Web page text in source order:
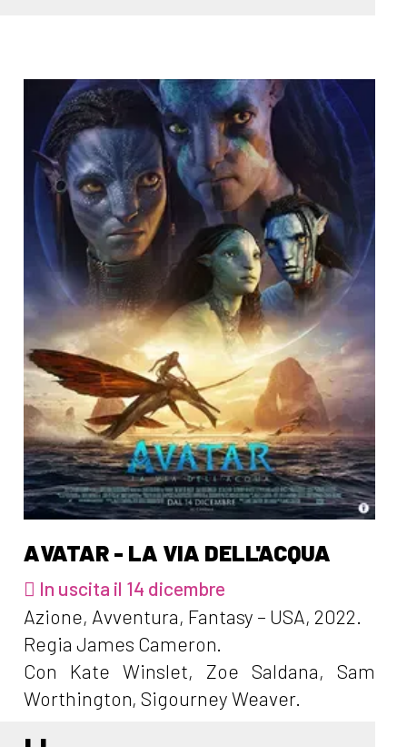
AVATAR - LA VIA DELL'ACQUA
In uscita il 14 dicembre
Azione, Avventura, Fantasy – USA, 2022.
Regia James Cameron.
Con Kate Winslet, Zoe Saldana, Sam
Worthington, Sigourney Weaver.